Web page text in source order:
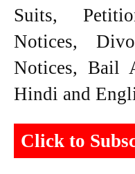
Suits,
Notices,
Notices, Bail
Hindi and
Click to